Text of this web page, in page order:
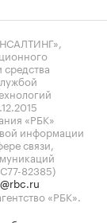
средства
«РБК»
информации
связи,
82385)
«РБК».